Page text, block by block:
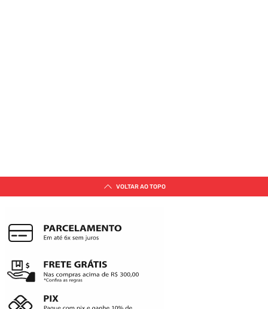
VOLTAR AO TOPO